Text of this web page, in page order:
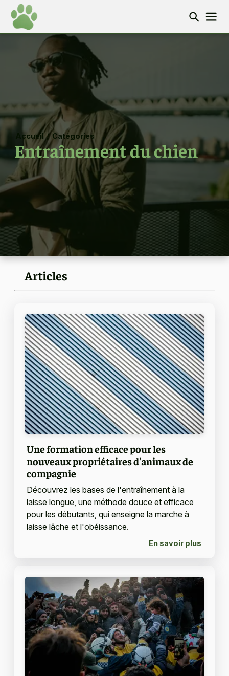
Accueil / Catégories
Entraînement du chien
Articles
Une formation efficace pour les
nouveaux propriétaires d'animaux de
compagnie
Découvrez les bases de l'entraînement à la
laisse longue, une méthode douce et efficace
pour les débutants, qui enseigne la marche à
laisse lâche et l'obéissance.
En savoir plus